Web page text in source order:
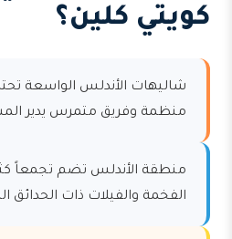
كويتي كلين؟
شاليهات الأندلس الواسعة
منظمة وفريق متمرس يدير
منطقة الأندلس تضم تجمعاً
الفخمة والفيلات ذات الحدائق